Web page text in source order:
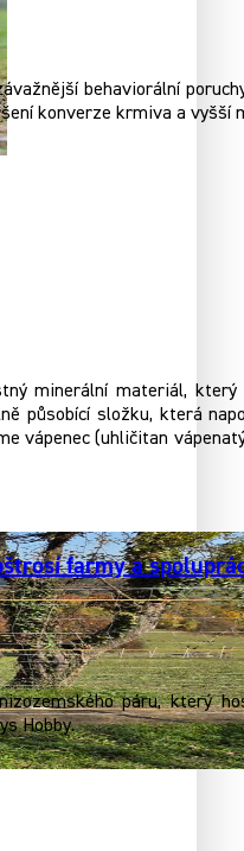
behaviorální
konverze krmiva a vyšší
minerální materiál, který
působící složku, která
vápenec (uhličitan
farmy a
páru, který
Hobby.